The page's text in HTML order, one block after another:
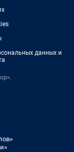
данных и